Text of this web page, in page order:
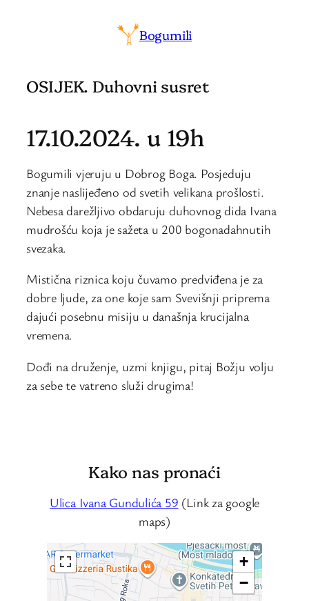
Bogumili
OSIJEK. Duhovni susret
17.10.2024. u 19h
Bogumili vjeruju u Dobrog Boga. Posjeduju
znanje naslijeđeno od svetih velikana prošlosti.
Nebesa darežljivo obdaruju duhovnog dida Ivana
mudrošću koja je sažeta u 200 bogonadahnutih
svezaka.
Mistična riznica koju čuvamo predviđena je za
dobre ljude, za one koje sam Svevišnji priprema
dajući posebnu misiju u današnja krucijalna
vremena.
Dođi na druženje, uzmi knjigu, pitaj Božju volju
za sebe te vatreno služi drugima!
Kako nas pronaći
Ulica Ivana Gundulića 59 (Link za google
maps)
+
−